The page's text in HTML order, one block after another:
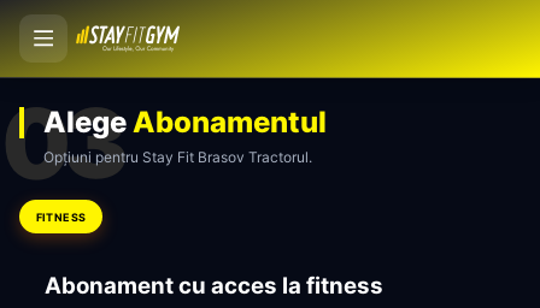
03
AlegeAbonamentul
Opțiuni pentru Stay Fit Brasov Tractorul.
FITNESS
Abonament cu acces la fitness